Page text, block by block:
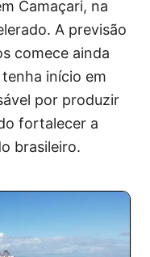
Camaçari, na
A previsão
comece ainda
início em
por produzir
fortalecer a
brasileiro.